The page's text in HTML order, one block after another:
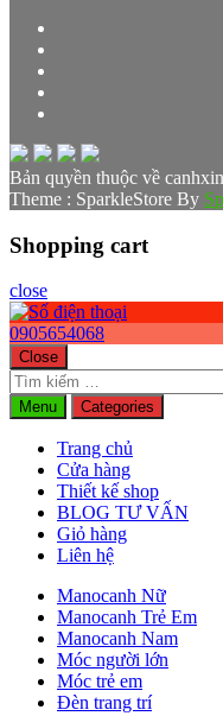
Bản quyền thuộc về
Theme : SparkleStore By
Shopping cart
close
0905654068
Close
Tìm
kiếm
cho:
Menu Categories
Trang chủ
Cửa hàng
Thiết kế shop
BLOG TƯ VẤN
Giỏ hàng
Liên hệ
Manocanh Nữ
Manocanh Trẻ Em
Manocanh Nam
Móc người lớn
Móc trẻ em
Đèn trang trí